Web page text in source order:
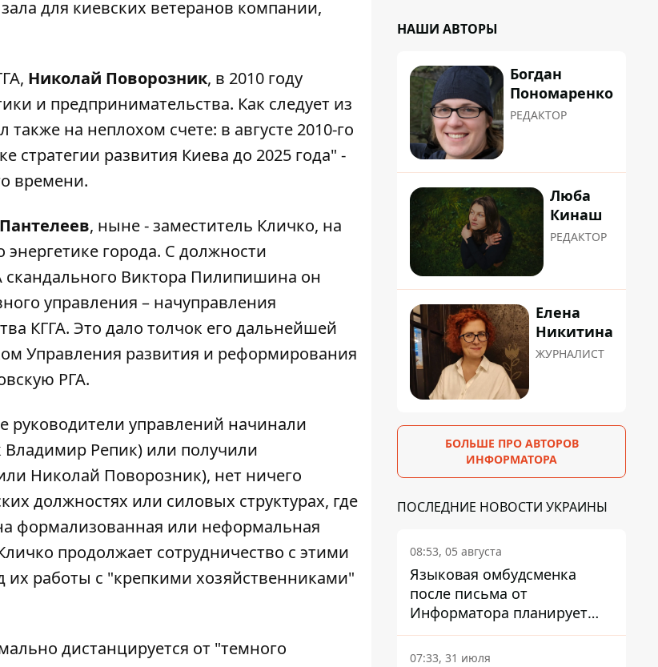
для киевских ветеранов компании,
Николай Поворозник, в 2010 году
и предпринимательства. Как следует из
на неплохом счете: в августе 2010-го
стратегии развития Киева до 2025 года" -
времени.
, ныне - заместитель Кличко, на
города. С должности
скандального Виктора Пилипишина он
управления – начуправления
КГГА. Это дало толчок его дальнейшей
Управления развития и реформирования
РГА.
руководители управлений начинали
Владимир Репик) или получили
Николай Поворозник), нет ничего
должностях или силовых структурах, где
формализованная или неформальная
продолжает сотрудничество с этими
работы с "крепкими хозяйственниками"
дистанцируется от "темного
НАШИ АВТОРЫ
Богдан
Пономаренко
РЕДАКТОР
Люба
Кинаш
РЕДАКТОР
Елена
Никитина
ЖУРНАЛИСТ
БОЛЬШЕ ПРО АВТОРОВ
ИНФОРМАТОРА
ПОСЛЕДНИЕ НОВОСТИ УКРАИНЫ
08:53, 05 августа
Языковая омбудсменка
после письма от
Информатора планирует
наказать компанию-
подрядчика ПриватБанка
07:33, 31 июля